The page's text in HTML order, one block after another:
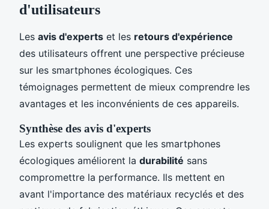
d'utilisateurs
Les avis d'experts et les retours d'expérience
des utilisateurs offrent une perspective précieuse
sur les smartphones écologiques. Ces
témoignages permettent de mieux comprendre les
avantages et les inconvénients de ces appareils.
Synthèse des avis d'experts
Les experts soulignent que les smartphones
écologiques améliorent la durabilité sans
compromettre la performance. Ils mettent en
avant l'importance des matériaux recyclés et des